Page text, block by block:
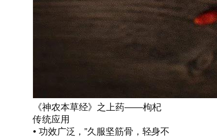
《神农本草经》之上药——枸杞
传统应用
• 功效广泛，”久服坚筋骨，轻身不